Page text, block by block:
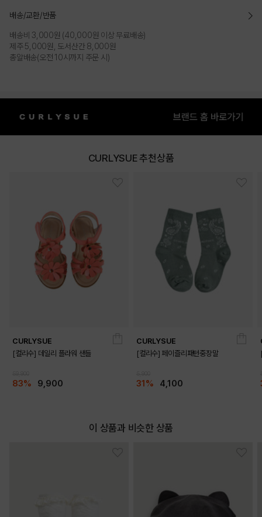
배송/교환/반품
배송비 3,000원 (40,000원 이상 무료배송)
제주 5,000원, 도서산간 8,000원
총알배송(오전 10시까지 주문 시)
CURLYSUE 추천상품
CURLYSUE
[컬리수] 데일리 플라워 샌들
83% 9,900
CURLYSUE
[컬리수] 페이즐리패턴중장말
31% 4,100
이 상품과 비슷한 상품